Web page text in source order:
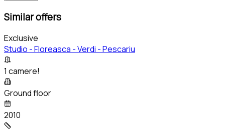
Similar offers
Exclusive
Studio - Floreasca - Verdi - Pescariu
1 camere!
Ground floor
2010